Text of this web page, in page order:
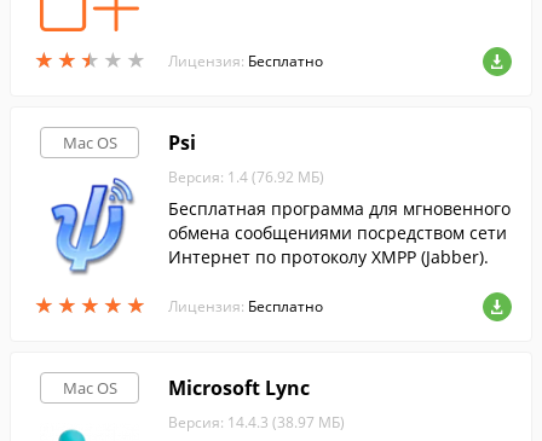
★ ★ ★ ★ ★
★ ★ ★ ★ ★ Лицензия: Бесплатно
Mac OS
★ ★ ★ ★ ★
★ ★ ★ ★ ★
Psi
Версия: 1.4 (76.92 МБ)
Бесплатная программа для мгновенного
обмена сообщениями посредством сети
Интернет по протоколу XMPP (Jabber).
Лицензия: Бесплатно
Mac OS Microsoft Lync
Версия: 14.4.3 (38.97 МБ)